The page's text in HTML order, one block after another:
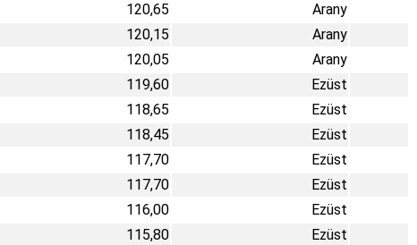
120,65
Arany
120,15
Arany
120,05
Arany
119,60
Ezüst
118,65
Ezüst
118,45
Ezüst
117,70
Ezüst
117,70
Ezüst
116,00
Ezüst
115,80
Ezüst